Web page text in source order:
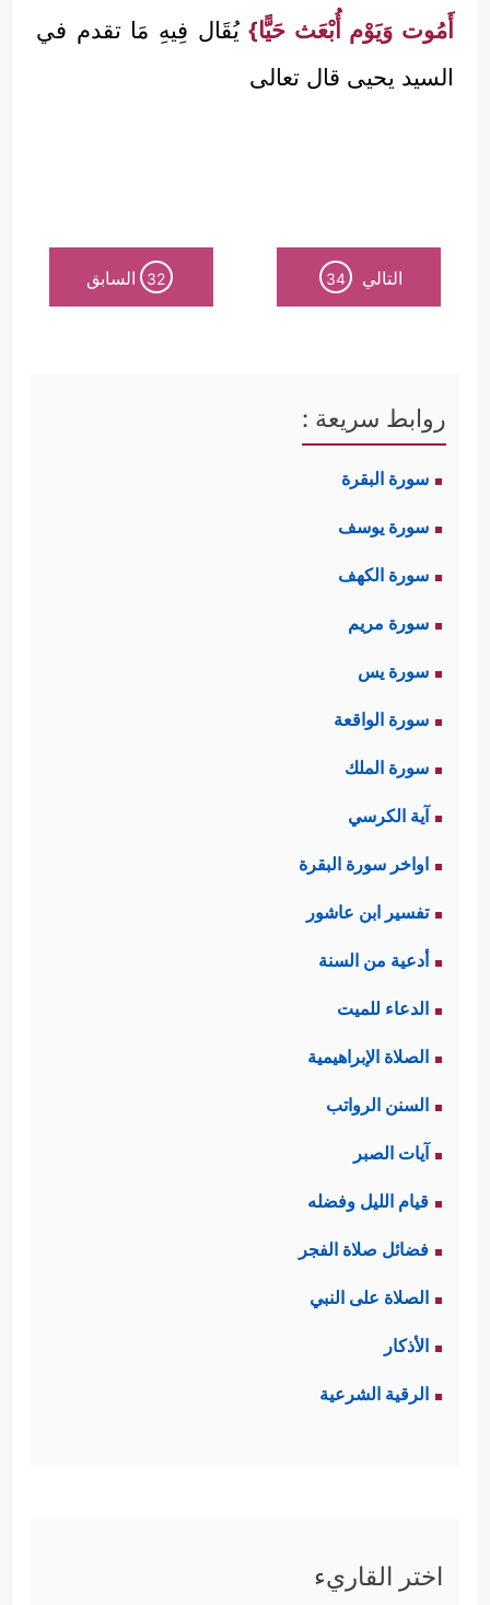
أَمُوت وَيَوْم أُبْعَث حَيًّا}يُقَال فِيهِ مَا تقدم في
السيد يحيى قال تعالى
التالي 34
32 السابق
روابط سريعة :
سورة البقرة
سورة يوسف
سورة الكهف
سورة مريم
سورة يس
سورة الواقعة
سورة الملك
آية الكرسي
اواخر سورة البقرة
تفسير ابن عاشور
أدعية من السنة
الدعاء للميت
الصلاة الإبراهيمية
السنن الرواتب
آيات الصبر
قيام الليل وفضله
فضائل صلاة الفجر
الصلاة على النبي
الأذكار
الرقية الشرعية
اختر القاريء